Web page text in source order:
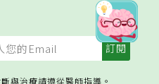
與治療請遵從醫師指導。